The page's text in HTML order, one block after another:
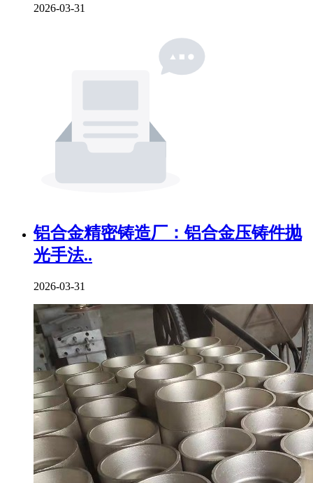
2026-03-31
铝合金精密铸造厂：铝合金压铸件抛
光手法..
2026-03-31